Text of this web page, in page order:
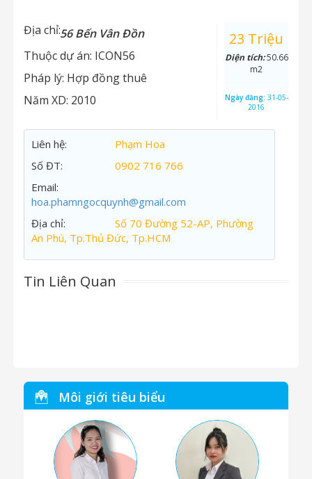
Địa chỉ:56 Bến Vân Đồn
Thuộc dự án: ICON56
Pháp lý: Hợp đồng thuê
Năm XD: 2010
23 Triệu
Diện tích:50.66
m2
Ngày đăng: 31-05-
2016
Liên hệ:
Phạm Hoa
Số ĐT:
0902 716 766
Email:
hoa.phamngocquynh@gmail.com
Địa chỉ:
Số 70 Đường 52-AP, Phường
An Phú, Tp.Thủ Đức, Tp.HCM
Tin Liên Quan
Môi giới tiêu biểu